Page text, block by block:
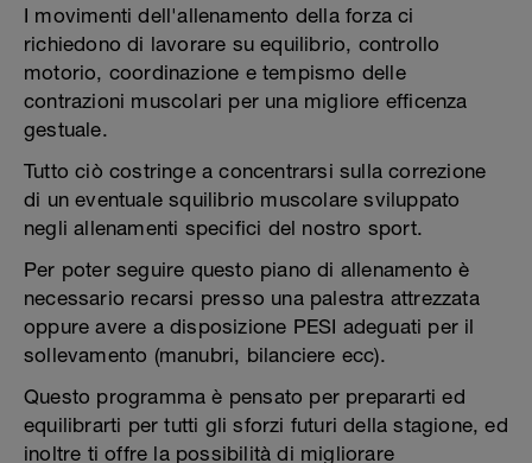
I movimenti dell'allenamento della forza ci
richiedono di lavorare su equilibrio, controllo
motorio, coordinazione e tempismo delle
contrazioni muscolari per una migliore efficenza
gestuale.
Tutto ciò costringe a concentrarsi sulla correzione
di un eventuale squilibrio muscolare sviluppato
negli allenamenti specifici del nostro sport.
Per poter seguire questo piano di allenamento è
necessario recarsi presso una palestra attrezzata
oppure avere a disposizione PESI adeguati per il
sollevamento (manubri, bilanciere ecc).
Questo programma è pensato per prepararti ed
equilibrarti per tutti gli sforzi futuri della stagione, ed
inoltre ti offre la possibilità di migliorare